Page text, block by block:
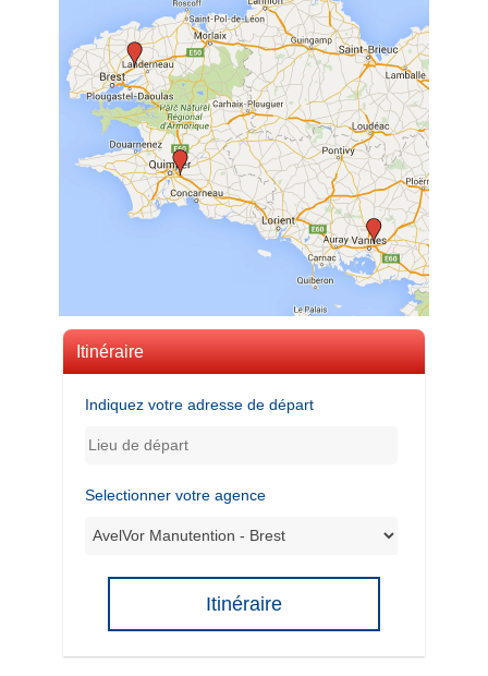
Itinéraire
Indiquez votre adresse de départ
Selectionner votre agence
Itinéraire